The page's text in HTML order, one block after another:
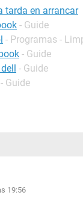
tarda en arrancar
- Guide
- Programas -
- Guide
- Guide
- Guide
19:56